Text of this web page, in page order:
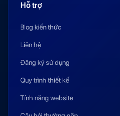
Hỗ trợ
Blog kiến thức
Liên hệ
Đăng ký sử dụng
Quy trình thiết kế
Tính năng website